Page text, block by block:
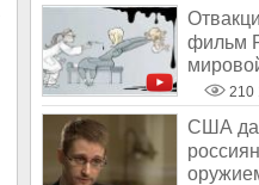
фильм
210
США